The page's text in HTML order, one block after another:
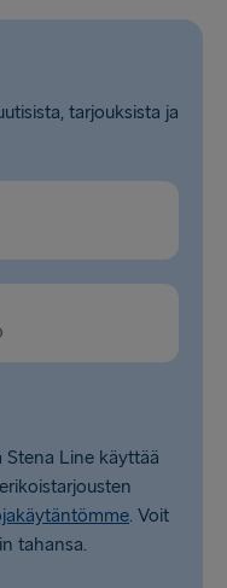
tarjouksista ja
Stena Line käyttää
. Voit
tahansa.